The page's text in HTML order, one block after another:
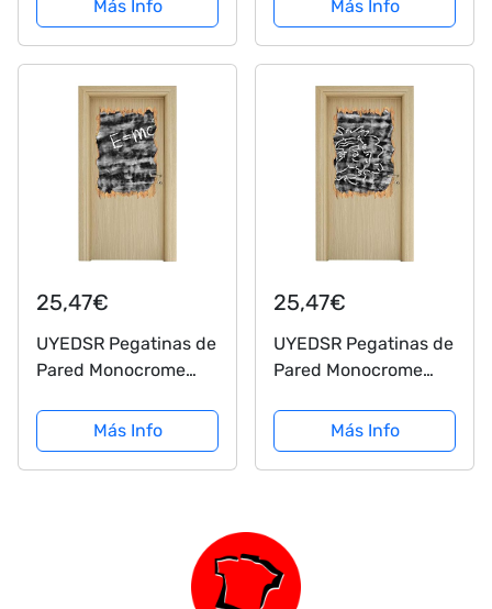
imaginación es más
Importante Que el
Conocimiento 80x28,
Verde, 80x8x28 cm
Más Info Más Info
25,47€
UYEDSR Pegatinas de
Pared Monocrome
Avance de Madera en
Apariencia 3D
Etiqueta de la Pared o
Más Info
25,47€
UYEDSR Pegatinas de
Pared Monocrome
Avance de Madera en
Apariencia 3D
Etiqueta de la Pared o
decoración de...
Más Info